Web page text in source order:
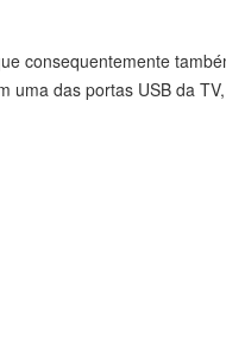
consequentemente
das portas USB da